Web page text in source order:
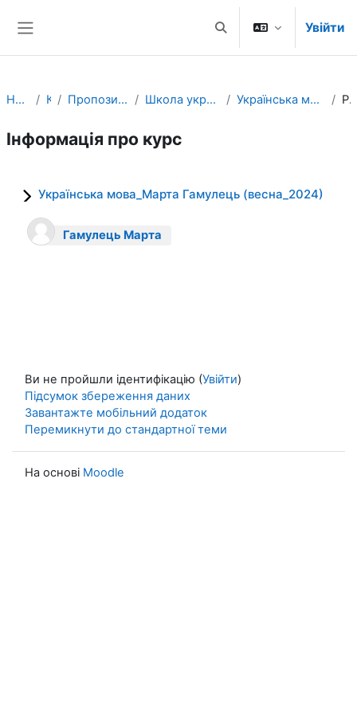
Переключити Увійти
На головну Курси Пропозиції факультетів та відділів Школа української мови та культури УКУ Українська мова_Марта Гамулець (весна_2024)
Інформація про курс
Українська мова_Марта Гамулець (весна_2024)
Гамулець Марта
Ви не пройшли ідентифікацію (Увійти)
Підсумок збереження даних
Завантажте мобільний додаток
Перемикнути до стандартної теми
На основі Moodle